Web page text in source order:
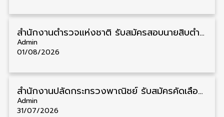
สำนักงานตำรวจแห่งชาติ รับสมัครสอบนายสิบตำรวจ วุฒิ ม.6/ปวช. 6,000 อัตรา รับสมัคร 8 – 19 สิงหาคม
Admin
01/08/2026
สำนักงานปลัดกระทรวงพาณิชย์ รับสมัครคัดเลือกพนักงานราชการ วุฒิ ปวส./ป.ตรี 11 อัตรา รับสมัคร 10 – 21 สิงหาคม
Admin
31/07/2026